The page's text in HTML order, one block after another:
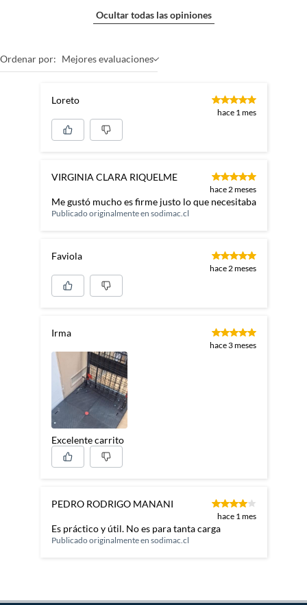
Ocultar todas las opiniones
Ordenar por: Mejores evaluaciones
Loreto
hace 1 mes
VIRGINIA CLARA RIQUELME
hace 2 meses
Me gustó mucho es firme justo lo que necesitaba
Publicado originalmente en sodimac.cl
Faviola
hace 2 meses
Irma
hace 3 meses
Excelente carrito
PEDRO RODRIGO MANANI
hace 1 mes
Es práctico y útil. No es para tanta carga
Publicado originalmente en sodimac.cl